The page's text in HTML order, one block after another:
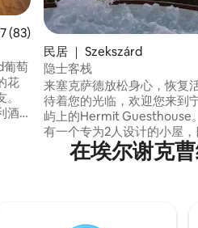
分 4.87 分（满分 5 分），共 83 条
(83)
葡萄
花
酒
民居 ｜ Szekszárd
隐士客栈
来塞克萨德放松身心，恢复
待着您的光临，欢迎您来到
屿上的Hermit Guesthouse
有一个专为2人设计的小屋，
萄园和森林。 您可以在我
美妙的全景，也可以在按摩
在埃尔谢克